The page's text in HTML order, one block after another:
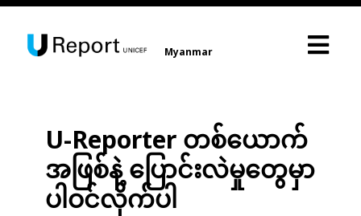
Myanmar
U-Reporter တစ်ယောက်
အဖြစ်နဲ့ ပြောင်းလဲမှုတွေမှာ
ပါဝင်လိုက်ပါ